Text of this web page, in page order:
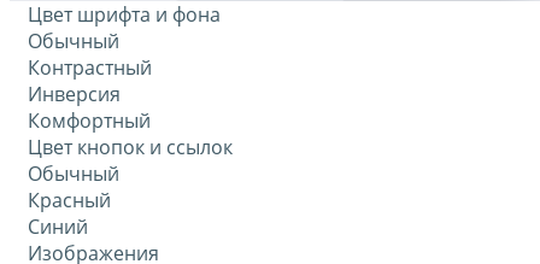
Цвет шрифта и фона
Обычный
Контрастный
Инверсия
Комфортный
Цвет кнопок и ссылок
Обычный
Красный
Синий
Изображения